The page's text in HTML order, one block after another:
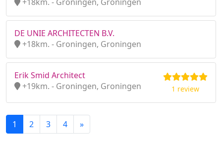
DE UNIE ARCHITECTEN B.V.
+18km. - Groningen, Groningen
Erik Smid Architect
+19km. - Groningen, Groningen
1 review
1 2 3 4 »